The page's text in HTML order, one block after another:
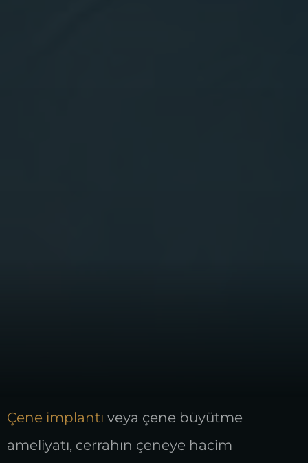
Çene implantı veya çene büyütme
ameliyatı, cerrahın çeneye hacim